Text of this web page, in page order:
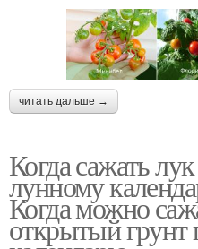
читать дальше →
Когда сажать
лунному
Когда можно
открытый